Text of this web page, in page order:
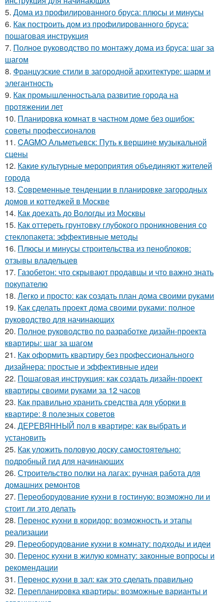
5. Дома из профилированного бруса: плюсы и минусы
6. Как построить дом из профилированного бруса:
пошаговая инструкция
7. Полное руководство по монтажу дома из бруса: шаг за
шагом
8. Французские стили в загородной архитектуре: шарм и
элегантность
9. Как промышленностьала развитие города на
протяжении лет
10. Планировка комнат в частном доме без ошибок:
советы профессионалов
11. CAGMO Альметьевск: Путь к вершине музыкальной
сцены
12. Какие культурные мероприятия объединяют жителей
города
13. Современные тенденции в планировке загородных
домов и коттеджей в Москве
14. Как доехать до Вологды из Москвы
15. Как оттереть грунтовку глубокого проникновения со
стеклопакета: эффективные методы
16. Плюсы и минусы строительства из пеноблоков:
отзывы владельцев
17. Газобетон: что скрывают продавцы и что важно знать
покупателю
18. Легко и просто: как создать план дома своими руками
19. Как сделать проект дома своими руками: полное
руководство для начинающих
20. Полное руководство по разработке дизайн-проекта
квартиры: шаг за шагом
21. Как оформить квартиру без профессионального
дизайнера: простые и эффективные идеи
22. Пошаговая инструкция: как создать дизайн-проект
квартиры своими руками за 12 часов
23. Как правильно хранить средства для уборки в
квартире: 8 полезных советов
24. ДЕРЕВЯННЫЙ пол в квартире: как выбрать и
установить
25. Как уложить половую доску самостоятельно:
подробный гид для начинающих
26. Строительство полки на лагах: ручная работа для
домашних ремонтов
27. Переоборудование кухни в гостиную: возможно ли и
стоит ли это делать
28. Перенос кухни в коридор: возможность и этапы
реализации
29. Переоборудование кухни в комнату: подходы и идеи
30. Перенос кухни в жилую комнату: законные вопросы и
рекомендации
31. Перенос кухни в зал: как это сделать правильно
32. Перепланировка квартиры: возможные варианты и